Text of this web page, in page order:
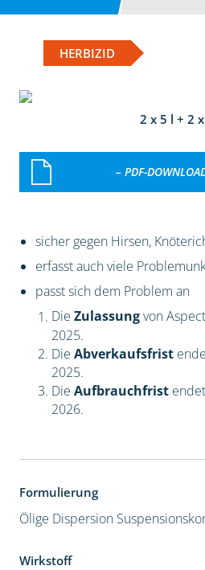
HERBIZID
2 x 5 l + 2
– PDF-
sicher gegen Hirsen,
erfasst auch viele
passt sich dem Problem an
Die Zulassungvon Aspect
2025.
Die Abverkaufsfrist
2025.
Die Aufbrauchfrist
2026.
Formulierung
Ölige Dispersion
Wirkstoff